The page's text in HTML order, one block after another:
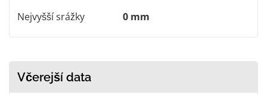
Nejvyšší srážky
0 mm
Včerejší data